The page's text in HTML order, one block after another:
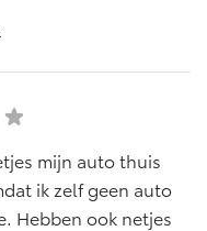
mijn auto thuis
ik zelf geen auto
Hebben ook netjes